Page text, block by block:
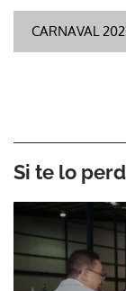
CARNAVAL
Si te lo